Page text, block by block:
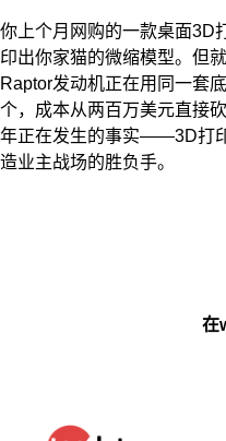
你上个月网购的一款桌面3D
印出你家猫的微缩模型。但
Raptor发动机正在用同一套
个，成本从两百万美元直接
年正在发生的事实——3D打印
造业主战场的胜负手。
在